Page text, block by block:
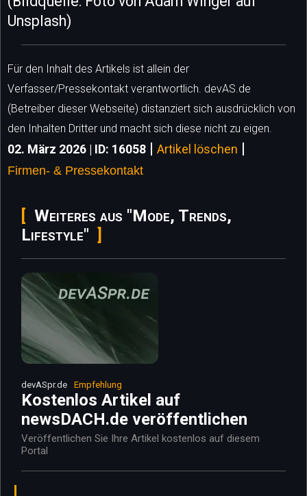
Unsplash)
Für den Inhalt des Artikels ist allein der
Verfasser/Pressekontakt verantwortlich. devAS.de
(Betreiber dieser Webseite) distanziert sich ausdrücklich von
den Inhalten Dritter und macht sich diese nicht zu eigen.
02. März 2026 | ID: 16058 Artikel löschen
Firmen- & Pressekontakt
Weiteres aus "Mode, Trends,
Lifestyle"
devASpr.de Empfehlung
Kostenlos Artikel auf
newsDACH.de veröffentlichen
Veröffentlichen Sie Ihre Artikel kostenlos auf diesem
Portal